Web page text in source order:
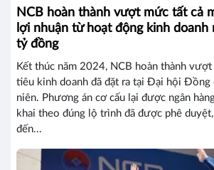
NCB hoàn thành vượt mức tất cả
lợi nhuận từ hoạt động kinh doanh
tỷ đồng
Kết thúc năm 2024, NCB hoàn thành
tiêu kinh doanh đã đặt ra tại Đại hội
niên. Phương án cơ cấu lại được ngân
khai theo đúng lộ trình đã được phê
đến...